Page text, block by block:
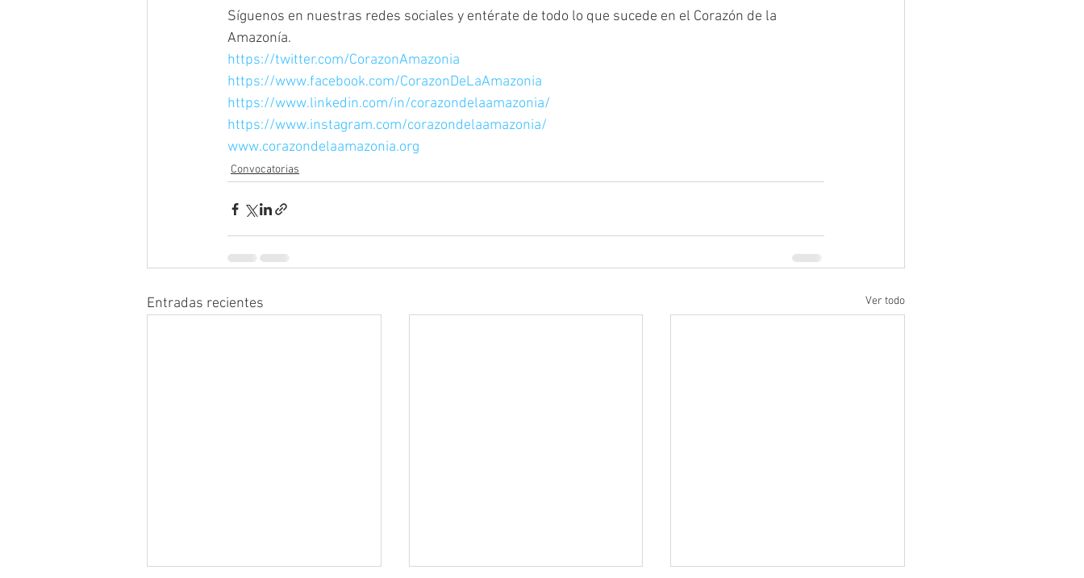
Síguenos en nuestras redes sociales y entérate de todo lo que sucede en el Corazón de la
Amazonía.
https://twitter.com/CorazonAmazonia
https://www.facebook.com/CorazonDeLaAmazonia
https://www.linkedin.com/in/corazondelaamazonia/
https://www.instagram.com/corazondelaamazonia/
www.corazondelaamazonia.org
Convocatorias
Entradas recientes Ver todo